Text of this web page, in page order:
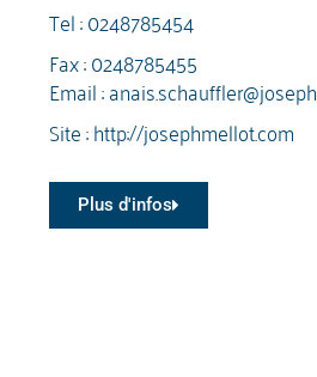
Tel :0248785454
Fax : 0248785455
Email :
Site :http://josephmellot.com
Plus d'infos